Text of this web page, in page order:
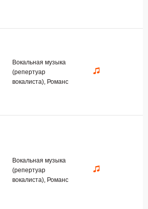
Вокальная музыка
(репертуар
вокалиста), Романс
Вокальная музыка
(репертуар
вокалиста), Романс